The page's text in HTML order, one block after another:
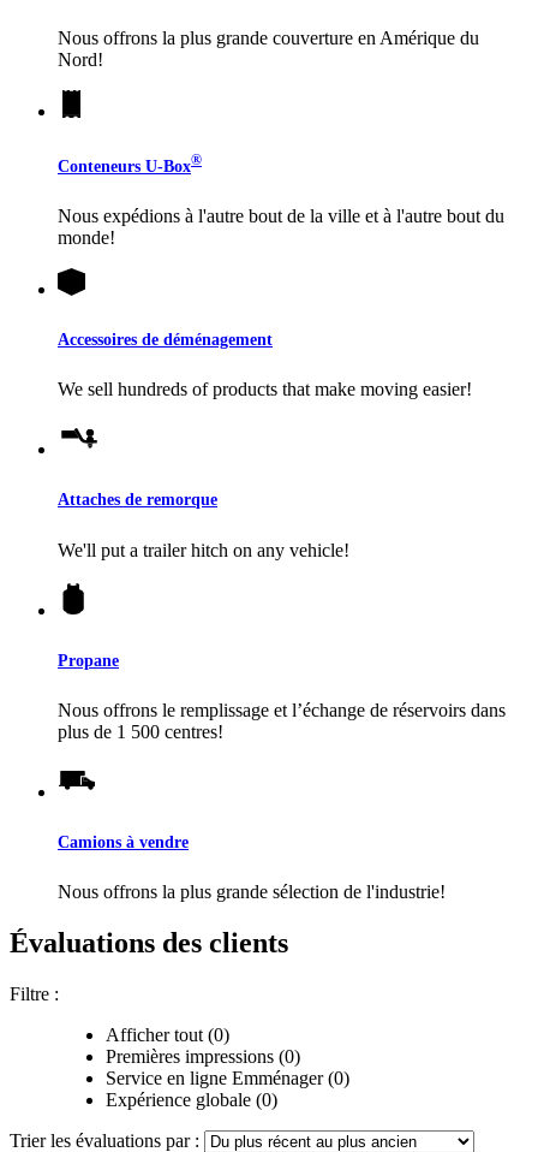
Nous offrons la plus grande couverture en Amérique du
Nord!
Conteneurs U-Box®
Nous expédions à l'autre bout de la ville et à l'autre bout du
monde!
Accessoires de déménagement
We sell hundreds of products that make moving easier!
Attaches de remorque
We'll put a trailer hitch on any vehicle!
Propane
Nous offrons le remplissage et l’échange de réservoirs dans
plus de 1 500 centres!
Camions à vendre
Nous offrons la plus grande sélection de l'industrie!
Évaluations des clients
Filtre :
Afficher tout (0)
Premières impressions (0)
Service en ligne Emménager (0)
Expérience globale (0)
Trier les évaluations par :